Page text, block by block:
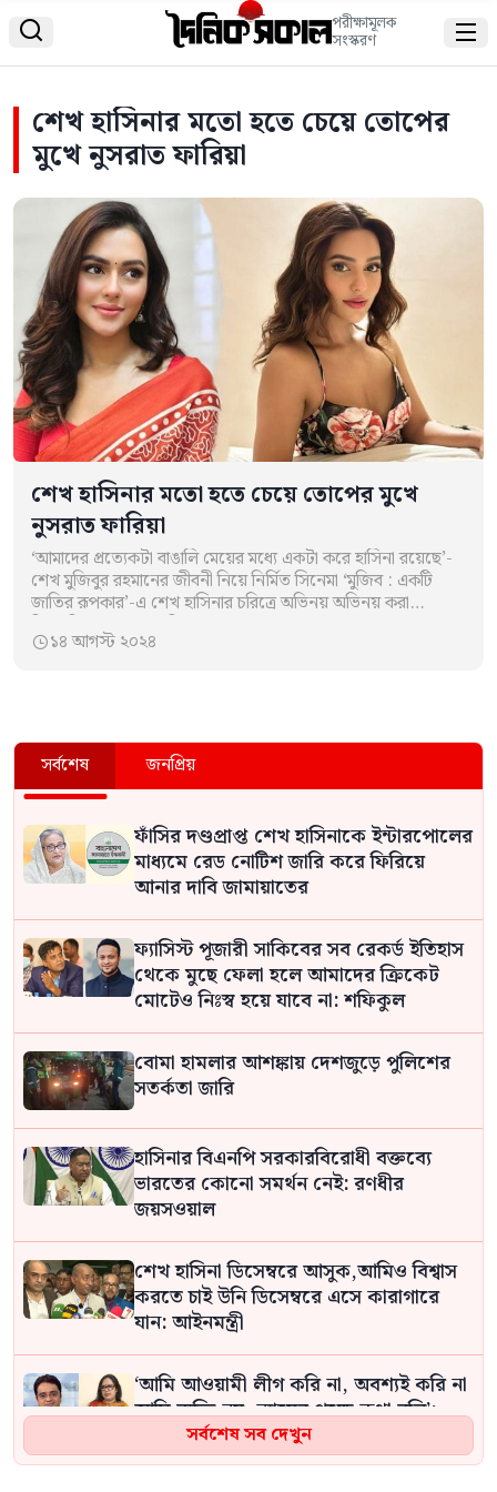
 পরীক্ষামূলক
সংস্করণ 
শেখ হাসিনার মতো হতে চেয়ে তোপের
মুখে নুসরাত ফারিয়া
শেখ হাসিনার মতো হতে চেয়ে তোপের মুখে
নুসরাত ফারিয়া
‘আমাদের প্রত্যেকটা বাঙালি মেয়ের মধ্যে একটা করে হাসিনা রয়েছে’-
শেখ মুজিবুর রহমানের জীবনী নিয়ে নির্মিত সিনেমা ‘মুজিব : একটি
জাতির রূপকার’-এ শেখ হাসিনার চরিত্রে অভিনয় অভিনয় করা
চিত্রনায়িকা নুসরাত ফারিয়া…
১৪ আগস্ট ২০২৪
সর্বশেষ জনপ্রিয়
ফাঁসির দণ্ডপ্রাপ্ত শেখ হাসিনাকে ইন্টারপোলের
মাধ্যমে রেড নোটিশ জারি করে ফিরিয়ে
আনার দাবি জামায়াতের
ফ্যাসিস্ট পূজারী সাকিবের সব রেকর্ড ইতিহাস
থেকে মুছে ফেলা হলে আমাদের ক্রিকেট
মোটেও নিঃস্ব হয়ে যাবে না: শফিকুল
বোমা হামলার আশঙ্কায় দেশজুড়ে পুলিশের
সতর্কতা জারি
হাসিনার বিএনপি সরকারবিরোধী বক্তব্যে
ভারতের কোনো সমর্থন নেই: রণধীর
জয়সওয়াল
শেখ হাসিনা ডিসেম্বরে আসুক,আমিও বিশ্বাস
করতে চাই উনি ডিসেম্বরে এসে কারাগারে
যান: আইনমন্ত্রী
‘আমি আওয়ামী লীগ করি না, অবশ্যই করি না
আমি ব্যক্তি নয়, ন্যায়ের পক্ষে কথা বলি’:
রুমিন ফারহানা
সর্বশেষ সব দেখুন